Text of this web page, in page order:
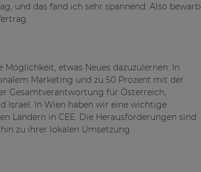
und das fand ich sehr spannend. Also bewarb
etwas Neues dazuzulernen: In
Marketing und zu 50 Prozent mit der
Gesamtverantwortung für Österreich,
Israel. In Wien haben wir eine wichtige
Ländern in CEE. Die Herausforderungen sind
zu ihrer lokalen Umsetzung.